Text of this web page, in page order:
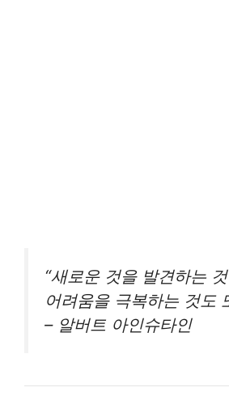
“새로운 것을 발견하는
어려움을 극복하는 것도
– 알버트 아인슈타인